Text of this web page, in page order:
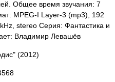
Общее время звучания: 7
MPEG-I Layer-3 (mp3), 192
stereo Серия: Фантастика и
Владимир Левашёв
(2012)